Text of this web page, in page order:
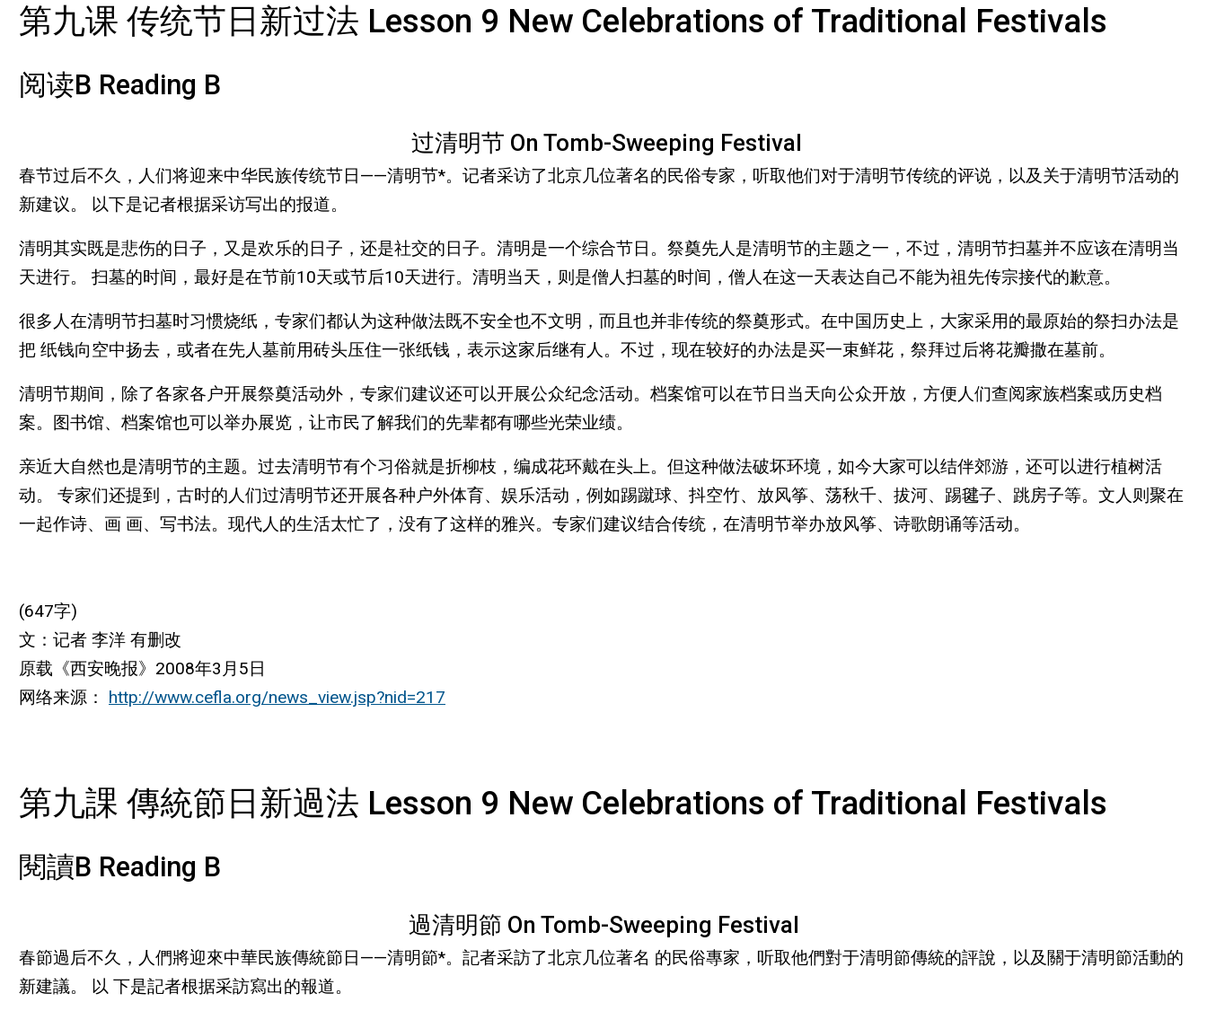
第九课 传统节日新过法 Lesson 9 New Celebrations of Traditional Festivals
阅读B Reading B
过清明节 On Tomb-Sweeping Festival
春节过后不久，人们将迎来中华民族传统节日——清明节*。记者采访了北京几位著名的民俗专家，听取他们对于清明节传统的评说，以及关于清明节活动的
新建议。 以下是记者根据采访写出的报道。
清明其实既是悲伤的日子，又是欢乐的日子，还是社交的日子。清明是一个综合节日。祭奠先人是清明节的主题之一，不过，清明节扫墓并不应该在清明当
天进行。 扫墓的时间，最好是在节前10天或节后10天进行。清明当天，则是僧人扫墓的时间，僧人在这一天表达自己不能为祖先传宗接代的歉意。
很多人在清明节扫墓时习惯烧纸，专家们都认为这种做法既不安全也不文明，而且也并非传统的祭奠形式。在中国历史上，大家采用的最原始的祭扫办法是
把 纸钱向空中扬去，或者在先人墓前用砖头压住一张纸钱，表示这家后继有人。不过，现在较好的办法是买一束鲜花，祭拜过后将花瓣撒在墓前。
清明节期间，除了各家各户开展祭奠活动外，专家们建议还可以开展公众纪念活动。档案馆可以在节日当天向公众开放，方便人们查阅家族档案或历史档
案。图书馆、档案馆也可以举办展览，让市民了解我们的先辈都有哪些光荣业绩。
亲近大自然也是清明节的主题。过去清明节有个习俗就是折柳枝，编成花环戴在头上。但这种做法破坏环境，如今大家可以结伴郊游，还可以进行植树活
动。 专家们还提到，古时的人们过清明节还开展各种户外体育、娱乐活动，例如踢蹴球、抖空竹、放风筝、荡秋千、拔河、踢毽子、跳房子等。文人则聚在
一起作诗、画 画、写书法。现代人的生活太忙了，没有了这样的雅兴。专家们建议结合传统，在清明节举办放风筝、诗歌朗诵等活动。
(647字)
文：记者 李洋 有删改
原载《西安晚报》2008年3月5日
网络来源： http://www.cefla.org/news_view.jsp?nid=217
第九課 傳統節日新過法 Lesson 9 New Celebrations of Traditional Festivals
閱讀B Reading B
過清明節 On Tomb-Sweeping Festival
春節過后不久，人們將迎來中華民族傳統節日——清明節*。記者采訪了北京几位著名 的民俗專家，听取他們對于清明節傳統的評說，以及關于清明節活動的
新建議。 以 下是記者根据采訪寫出的報道。